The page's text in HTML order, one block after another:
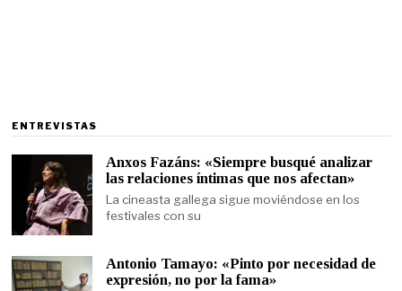
ENTREVISTAS
Anxos Fazáns: «Siempre busqué analizar
las relaciones íntimas que nos afectan»
La cineasta gallega sigue moviéndose en los
festivales con su
Antonio Tamayo: «Pinto por necesidad de
expresión, no por la fama»